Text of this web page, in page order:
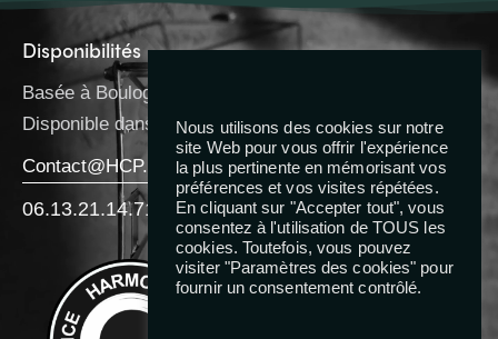
Disponibilités
Basée à Boulogne-Billancourt
Disponible dans toute l’IDF
Contact@HCP.Coach
06.13.21.14.71
Reseaux
Nous utilisons des cookies sur notre
site Web pour vous offrir l'expérience
la plus pertinente en mémorisant vos
préférences et vos visites répétées.
En cliquant sur "Accepter tout", vous
consentez à l'utilisation de TOUS les
cookies. Toutefois, vous pouvez
visiter "Paramètres des cookies" pour
fournir un consentement contrôlé.